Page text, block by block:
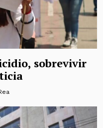
sobrevivir